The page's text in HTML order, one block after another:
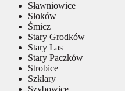
Sławniowice
Słoków
Śmicz
Stary Grodków
Stary Las
Stary Paczków
Strobice
Szklary
Szybowice